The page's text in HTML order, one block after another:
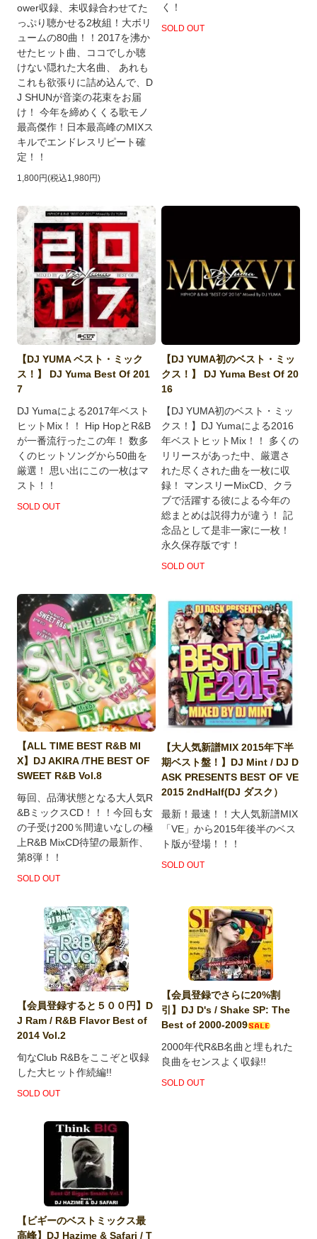
ower収録、未収録合わせてた
っぷり聴かせる2枚組！大ボリ
ュームの80曲！！2017を沸か
せたヒット曲、ココでしか聴
けない隠れた大名曲、 あれも
これも欲張りに詰め込んで、D
J SHUNが音楽の花束をお届
け！ 今年を締めくくる歌モノ
最高傑作！日本最高峰のMIXス
キルでエンドレスリピート確
定！！
1,800円(税込1,980円)
く！
SOLD OUT
【DJ YUMA ベスト・ミック
ス！】 DJ Yuma Best Of 201
7
DJ Yumaによる2017年ベスト
ヒットMix！！ Hip HopとR&B
が一番流行ったこの年！ 数多
くのヒットソングから50曲を
厳選！ 思い出にこの一枚はマ
スト！！
SOLD OUT
【DJ YUMA初のベスト・ミッ
クス！】 DJ Yuma Best Of 20
16
【DJ YUMA初のベスト・ミッ
クス！】DJ Yumaによる2016
年ベストヒットMix！！ 多くの
リリースがあった中、厳選さ
れた尽くされた曲を一枚に収
録！ マンスリーMixCD、クラ
ブで活躍する彼による今年の
総まとめは説得力が違う！ 記
念品として是非一家に一枚！
永久保存版です！
SOLD OUT
【ALL TIME BEST R&B MI
X】DJ AKIRA /THE BEST OF
SWEET R&B Vol.8
毎回、品薄状態となる大人気R
&BミックスCD！！！今回も女
の子受け200％間違いなしの極
上R&B MixCD待望の最新作、
第8弾！！
SOLD OUT
【大人気新譜MIX 2015年下半
期ベスト盤！】DJ Mint / DJ D
ASK PRESENTS BEST OF VE
2015 2ndHalf(DJ ダスク）
最新！最速！！大人気新譜MIX
「VE」から2015年後半のベス
ト版が登場！！！
SOLD OUT
【会員登録すると５００円】D
J Ram / R&B Flavor Best of
2014 Vol.2
旬なClub R&Bをここぞと収録
した大ヒット作続編!!
SOLD OUT
【会員登録でさらに20%割
引】DJ D's / Shake SP: The
Best of 2000-2009
2000年代R&B名曲と埋もれた
良曲をセンスよく収録!!
SOLD OUT
【ビギーのベストミックス最
高峰】DJ Hazime & Safari / T